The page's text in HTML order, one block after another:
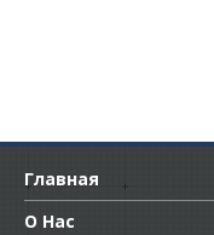
Главная
О Нас